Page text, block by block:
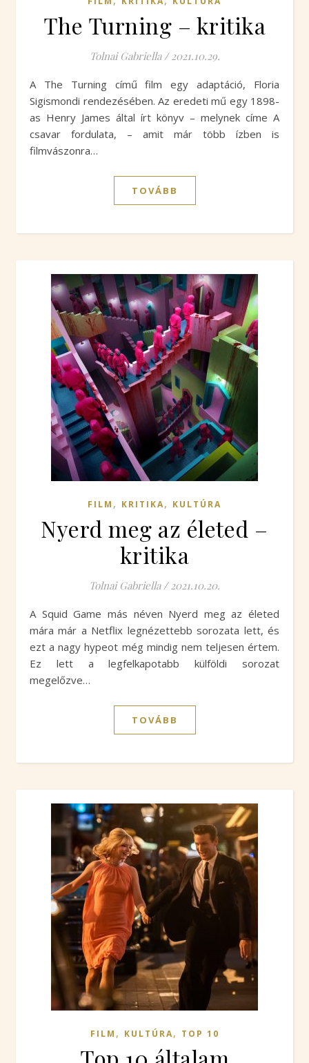
The Turning – kritika
Tolnai Gabriella / 2021.10.29.
A The Turning című film egy adaptáció, Floria
Sigismondi rendezésében. Az eredeti mű egy 1898-
as Henry James által írt könyv – melynek címe A
csavar fordulata, – amit már több ízben is
filmvászonra…
TOVÁBB
FILM , KRITIKA, KULTÚRA
Nyerd meg az életed –
kritika
Tolnai Gabriella / 2021.10.20.
A Squid Game más néven Nyerd meg az életed
mára már a Netflix legnézettebb sorozata lett, és
ezt a nagy hypeot még mindig nem teljesen értem.
Ez lett a legfelkapotabb külföldi sorozat
megelőzve…
TOVÁBB
FILM , KULTÚRA, TOP 10